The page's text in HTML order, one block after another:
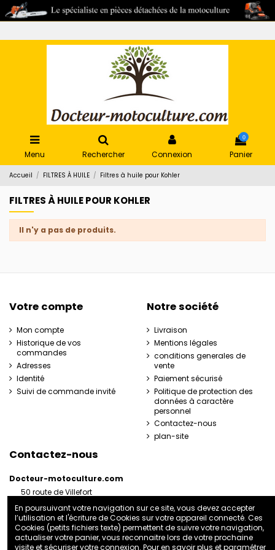
Menu Rechercher Connexion
0
Panier
Accueil FILTRES À HUILE Filtres à huile pour Kohler
FILTRES À HUILE POUR KOHLER
Il n'y a pas de produits.
Votre compte
Mon compte
Historique de vos
commandes
Adresses
Identité
Suivi de commande invité
Notre société
Livraison
Mentions légales
conditions generales de
vente
Paiement sécurisé
Politique de protection des
données à caractère
personnel
Contactez-nous
plan-site
Contactez-nous
Docteur-motoculture.com
50 route de Villefort
France
06 35 41 62 07
docteurmotoculture2@gmail.com
En poursuivant votre navigation sur ce site, vous devez accepter
l’utilisation et l'écriture de Cookies sur votre appareil connecté. Ces
Cookies (petits fichiers texte) permettent de suivre votre navigation,
actualiser votre panier, vous reconnaitre lors de votre prochaine
visite et sécuriser votre connexion. Pour en savoir plus et paramétrer